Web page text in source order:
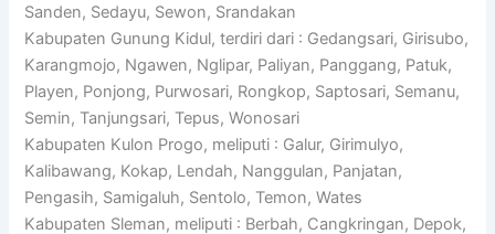
Sanden, Sedayu, Sewon, Srandakan
Kabupaten Gunung Kidul, terdiri dari : Gedangsari, Girisubo,
Karangmojo, Ngawen, Nglipar, Paliyan, Panggang, Patuk,
Playen, Ponjong, Purwosari, Rongkop, Saptosari, Semanu,
Semin, Tanjungsari, Tepus, Wonosari
Kabupaten Kulon Progo, meliputi : Galur, Girimulyo,
Kalibawang, Kokap, Lendah, Nanggulan, Panjatan,
Pengasih, Samigaluh, Sentolo, Temon, Wates
Kabupaten Sleman, meliputi : Berbah, Cangkringan, Depok,